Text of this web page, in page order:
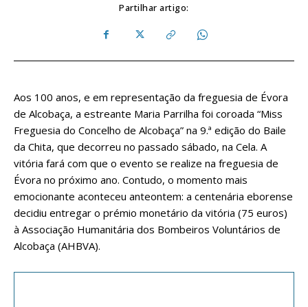
Partilhar artigo:
Aos 100 anos, e em representação da freguesia de Évora
de Alcobaça, a estreante Maria Parrilha foi coroada “Miss
Freguesia do Concelho de Alcobaça” na 9.ª edição do Baile
da Chita, que decorreu no passado sábado, na Cela. A
vitória fará com que o evento se realize na freguesia de
Évora no próximo ano. Contudo, o momento mais
emocionante aconteceu anteontem: a centenária eborense
decidiu entregar o prémio monetário da vitória (75 euros)
à Associação Humanitária dos Bombeiros Voluntários de
Alcobaça (AHBVA).